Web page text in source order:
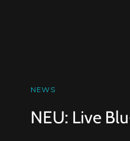
CAT
NEWS
NEU: Live